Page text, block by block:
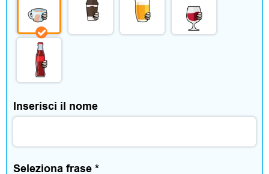
C
s
a
Inserisci il nome
Seleziona frase *